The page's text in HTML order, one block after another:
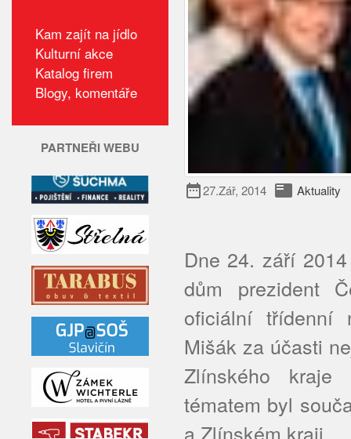
Kam zajít na jídlo
Kulturní akce
Katalog firem
Blogy, komentáře
PARTNEŘI WEBU
date_range27.Zář, 2014 featured_play_list Aktuality
Dne 24. září
dům prezident
oficiální třídenní
Mišák za účasti
Zlínského kraje
tématem byl
a Zlínském kraji.